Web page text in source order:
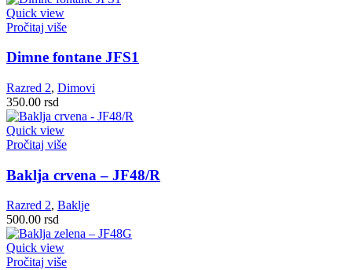
Quick view
Pročitaj više
Dimne fontane JFS1
Razred 2, Dimovi
350.00 rsd
Quick view
Pročitaj više
Baklja crvena – JF48/R
Razred 2, Baklje
500.00 rsd
Quick view
Pročitaj više